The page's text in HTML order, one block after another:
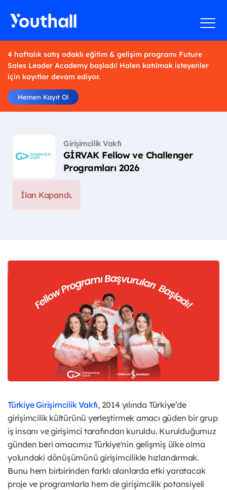
4 haftalık satış odaklı eğitim & gelişim programı Future
Sales Leader Academy başladı! Halen katılmak isteyenler
için kayıtlar devam ediyor.
Hemen Kayıt Ol
Girişimcilik Vakfı
GİRVAK Fellow ve Challenger
Programları 2026
İlan Kapandı.
Türkiye Girişimcilik Vakfı, 2014 yılında Türkiye’de
girişimcilik kültürünü yerleştirmek amacı güden bir grup
iş insanı ve girişimci tarafından kuruldu. Kurulduğumuz
günden beri amacımız Türkiye'nin gelişmiş ülke olma
yolundaki dönüşümünü girişimcilikle hızlandırmak.
Bunu hem birbirinden farklı alanlarda etki yaratacak
proje ve programlarla hem de girişimcilik potansiyeli